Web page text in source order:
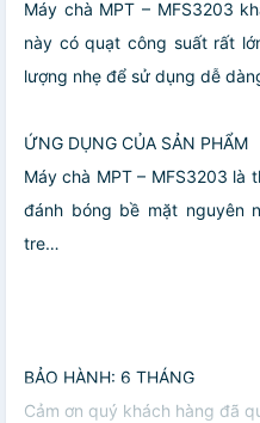
Máy chà MPT – MFS3203
này có quạt công suất rất
lượng nhẹ để sử dụng dễ
ỨNG DỤNG CỦA SẢN PHẨM
Máy chà MPT – MFS3203 là
đánh bóng bề mặt nguyên
tre…
BẢO HÀNH: 6 THÁNG
Cảm ơn quý khách hàng đã